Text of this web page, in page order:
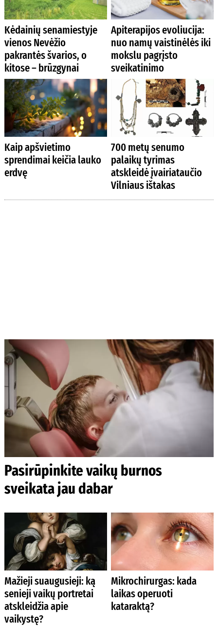
Kėdainių senamiestyje
vienos Nevėžio
pakrantės švarios, o
kitose – brūzgynai
Apiterapijos evoliucija:
nuo namų vaistinėlės iki
mokslu pagrįsto
sveikatinimo
Kaip apšvietimo
sprendimai keičia lauko
erdvę
700 metų senumo
palaikų tyrimas
atskleidė įvairiataučio
Vilniaus ištakas
Pasirūpinkite vaikų burnos
sveikata jau dabar
Mažieji suaugusieji: ką
senieji vaikų portretai
atskleidžia apie
vaikystę?
Mikrochirurgas: kada
laikas operuoti
kataraktą?